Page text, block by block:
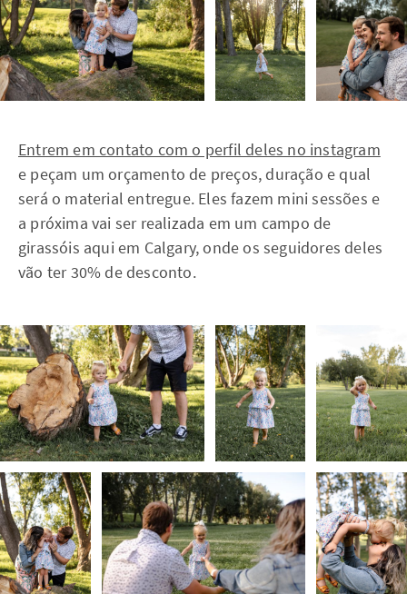
Entrem em contato com o perfil deles no instagram
e peçam um orçamento de preços, duração e qual
será o material entregue. Eles fazem mini sessões e
a próxima vai ser realizada em um campo de
girassóis aqui em Calgary, onde os seguidores deles
vão ter 30% de desconto.